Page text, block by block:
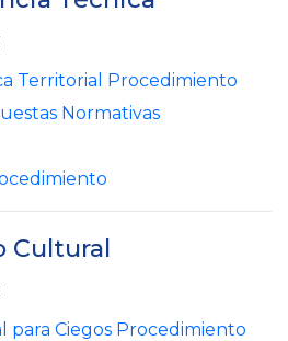
Territorial Procedimiento
Normativas
Cultural
para Ciegos Procedimiento